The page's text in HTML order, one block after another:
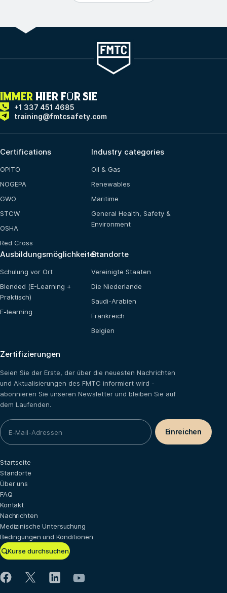
IMMER HIER FÜR SIE
+1 337 451 4685
training@fmtcsafety.com
Certifications
OPITO
NOGEPA
GWO
STCW
OSHA
Red Cross
Industry categories
Oil & Gas
Renewables
Maritime
General Health, Safety &
Environment
Ausbildungsmöglichkeiten
Schulung vor Ort
Blended (E-Learning +
Praktisch)
E-learning
Standorte
Vereinigte Staaten
Die Niederlande
Saudi-Arabien
Frankreich
Belgien
Zertifizierungen
Seien Sie der Erste, der über die neuesten Nachrichten
und Aktualisierungen des FMTC informiert wird -
abonnieren Sie unseren Newsletter und bleiben Sie auf
dem Laufenden.
Kurse durchsuchen
Startseite
Standorte
Über uns
FAQ
Kontakt
Nachrichten
Medizinische Untersuchung
Bedingungen und Konditionen